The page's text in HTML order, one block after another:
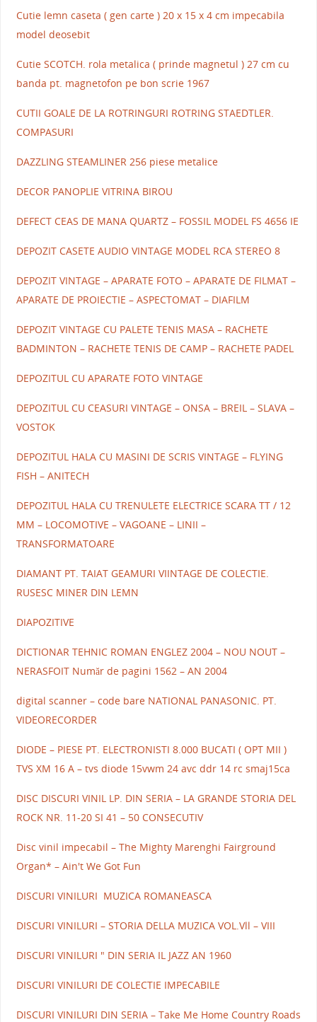
Cutie lemn caseta ( gen carte ) 20 x 15 x 4 cm impecabila
model deosebit
Cutie SCOTCH. rola metalica ( prinde magnetul ) 27 cm cu
banda pt. magnetofon pe bon scrie 1967
CUTII GOALE DE LA ROTRINGURI ROTRING STAEDTLER.
COMPASURI
DAZZLING STEAMLINER 256 piese metalice
DECOR PANOPLIE VITRINA BIROU
DEFECT CEAS DE MANA QUARTZ – FOSSIL MODEL FS 4656 IE
DEPOZIT CASETE AUDIO VINTAGE MODEL RCA STEREO 8
DEPOZIT VINTAGE – APARATE FOTO – APARATE DE FILMAT –
APARATE DE PROIECTIE – ASPECTOMAT – DIAFILM
DEPOZIT VINTAGE CU PALETE TENIS MASA – RACHETE
BADMINTON – RACHETE TENIS DE CAMP – RACHETE PADEL
DEPOZITUL CU APARATE FOTO VINTAGE
DEPOZITUL CU CEASURI VINTAGE – ONSA – BREIL – SLAVA –
VOSTOK
DEPOZITUL HALA CU MASINI DE SCRIS VINTAGE – FLYING
FISH – ANITECH
DEPOZITUL HALA CU TRENULETE ELECTRICE SCARA TT / 12
MM – LOCOMOTIVE – VAGOANE – LINII –
TRANSFORMATOARE
DIAMANT PT. TAIAT GEAMURI VIINTAGE DE COLECTIE.
RUSESC MINER DIN LEMN
DIAPOZITIVE
DICTIONAR TEHNIC ROMAN ENGLEZ 2004 – NOU NOUT –
NERASFOIT Număr de pagini 1562 – AN 2004
digital scanner – code bare NATIONAL PANASONIC. PT.
VIDEORECORDER
DIODE – PIESE PT. ELECTRONISTI 8.000 BUCATI ( OPT MII )
TVS XM 16 A – tvs diode 15vwm 24 avc ddr 14 rc smaj15ca
DISC DISCURI VINIL LP. DIN SERIA – LA GRANDE STORIA DEL
ROCK NR. 11-20 SI 41 – 50 CONSECUTIV
Disc vinil impecabil – The Mighty Marenghi Fairground
Organ* – Ain't We Got Fun
DISCURI VINILURI MUZICA ROMANEASCA
DISCURI VINILURI – STORIA DELLA MUZICA VOL.Vll – VIII
DISCURI VINILURI " DIN SERIA IL JAZZ AN 1960
DISCURI VINILURI DE COLECTIE IMPECABILE
DISCURI VINILURI DIN SERIA – Take Me Home Country Roads